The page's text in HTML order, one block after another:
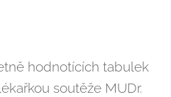
hodnotících tabulek
soutěže MUDr.